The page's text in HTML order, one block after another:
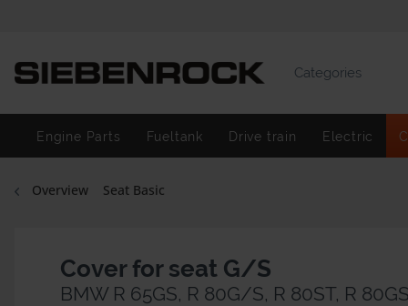
Categories
Engine Parts Fueltank Drive train Electric
Overview Seat Basic
Cover for seat G/S
BMW R 65GS, R 80G/S, R 80ST, R